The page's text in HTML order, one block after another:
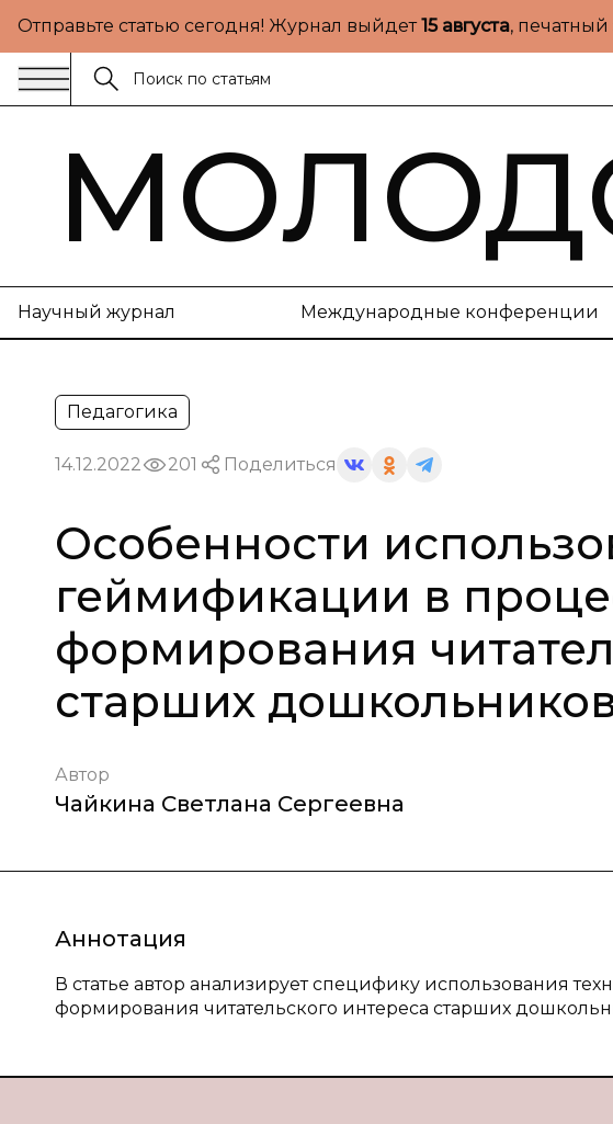
Отправьте статью сегодня! Журнал выйдет15 августа,
Научный журнал Международные конференции
Педагогика
14.12.2022 201 Поделиться
Особенности
геймификации в
формирования
старших
Автор
Чайкина Светлана Сергеевна
Аннотация
В статье автор анализирует специфику использования
формирования читательского интереса старших